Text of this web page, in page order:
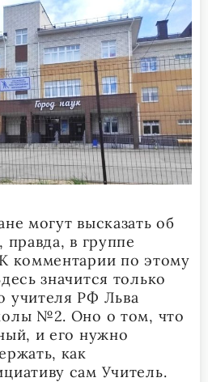
могут высказать об
в группе
комментарии по этому
значится только
учителя РФ Льва
№2. Оно о том, что
и его нужно
как
сам Учитель.